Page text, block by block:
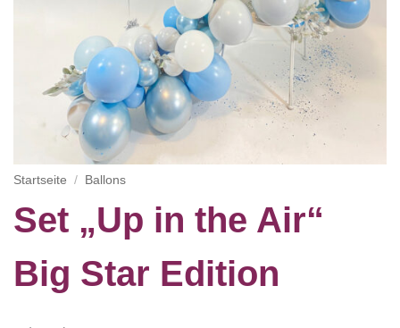
Startseite / Ballons
Set „Up in the Air“
Big Star Edition